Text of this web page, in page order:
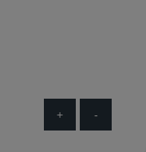
+ -